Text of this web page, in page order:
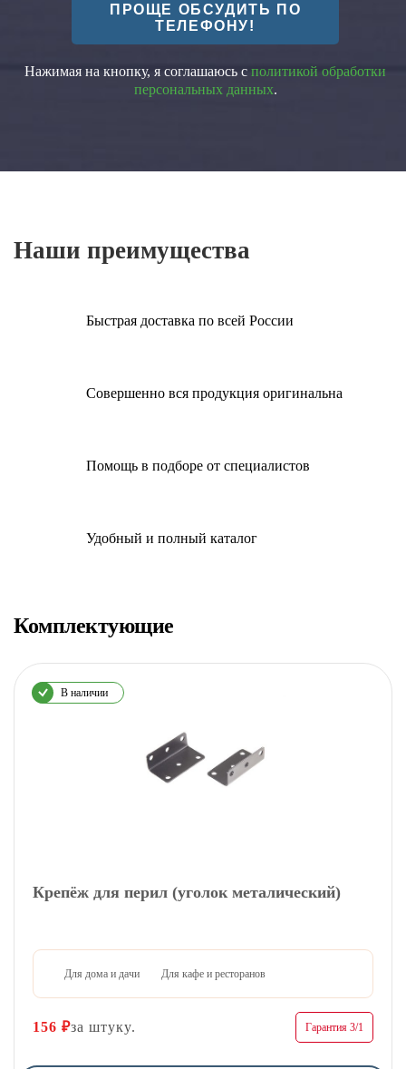
ПРОЩЕ ОБСУДИТЬ ПО
ТЕЛЕФОНУ!
Нажимая на кнопку, я соглашаюсь с политикой обработки
персональных данных.
Наши преимущества
Быстрая доставка по всей России
Совершенно вся продукция оригинальна
Помощь в подборе от специалистов
Удобный и полный каталог
Комплектующие
В наличии
Крепёж для перил (уголок металический)
Для дома и дачи Для кафе и ресторанов
156 ₽за штуку. Гарантия 3/1